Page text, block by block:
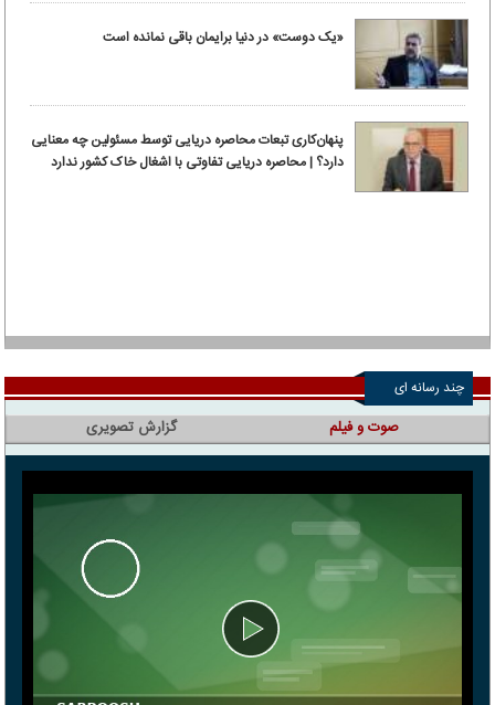
«یک دوست» در دنیا برایمان باقی نمانده است
پنهان‌کاری تبعات محاصره دریایی توسط مسئولین چه معنایی
دارد؟ | محاصره دریایی تفاوتی با اشغال خاک کشور ندارد
چند رسانه ای
صوت و فیلم گزارش تصویری